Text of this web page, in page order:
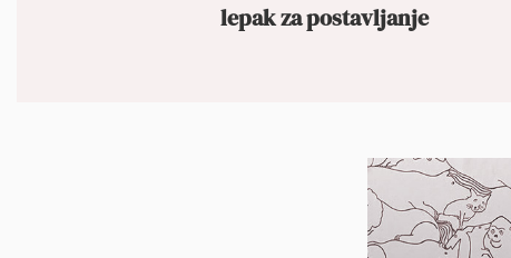
lepak za postavljanje